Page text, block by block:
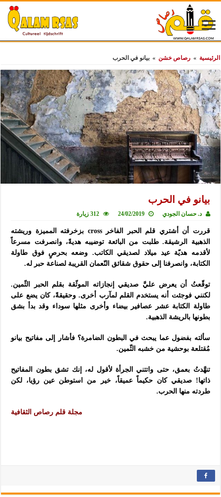
الرئيسية » رصاص خشن » بيانو في الحرب
بيانو في الحرب
د. حسان الجودي 24/02/2019 312 زيارة
قررت أن أشتري قلم الحبر الفاخر cross بزخرفته المميزة وريشته
الذهبية الرشيقة. طلبت من البائعة توضيبه هديةً، وانصرفت مسرعاً
لأقدمه هديّة عيد ميلاد لصديقي الكاتب. وضعه بحرصٍ فوق طاولة
الكتابة، وانصرفنا إلى حقوق شقائق النّعمان القريبة لصناعة حبر له.
توقّعتُ أن يعرض عليَّ صديقي إنجازاته الموثّقة بقلم الحبر الثّمين.
لكنني فوجئت أنه يستخدم القلم لمآرب أخرى. وحقيقةً، كان يضع على
طاولة الكتابة عشر عصافير بيضاء وأخرى مثلها سوداء وقد بدأ بشق
بطونها بالريشة الذهبية.
سألته بفضول عما يبحث في البطون الضامرة؟ فأشار إلى مفاتيح بيانو
مُقتلعة بوحشية من خشبه الثّمين.
تنهَّدتُ بعمق، حتى واتتني الجرأة لأقول له، إنك تشق بطون المفاتيح
ذاتها! صديقي كان حكيماً عميقاً، خير من استوطن عين رؤيا، لكن
طردته منها الحرب.
مجلة قلم رصاص الثقافية